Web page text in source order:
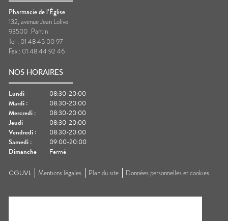
Pharmacie de l’Église
132, avenue Jean Lolive
93500 Pantin
Tel : 01 48 45 00 97
Fax : 01 48 44 92 46
NOS HORAIRES
Lundi :
08:30-20:00
Mardi :
08:30-20:00
Mercredi :
08:30-20:00
Jeudi :
08:30-20:00
Vendredi :
08:30-20:00
Samedi :
09:00-20:00
Dimanche : Fermé
CGUVL Mentions légales Plan du site Données personnelles et cookies